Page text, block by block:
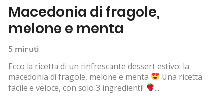
Macedonia di fragole,
melone e menta
5 minuti
Ecco la ricetta di un rinfrescante dessert estivo: la
macedonia di fragole, melone e menta
Una ricetta
facile e veloce, con solo 3 ingredienti!
...